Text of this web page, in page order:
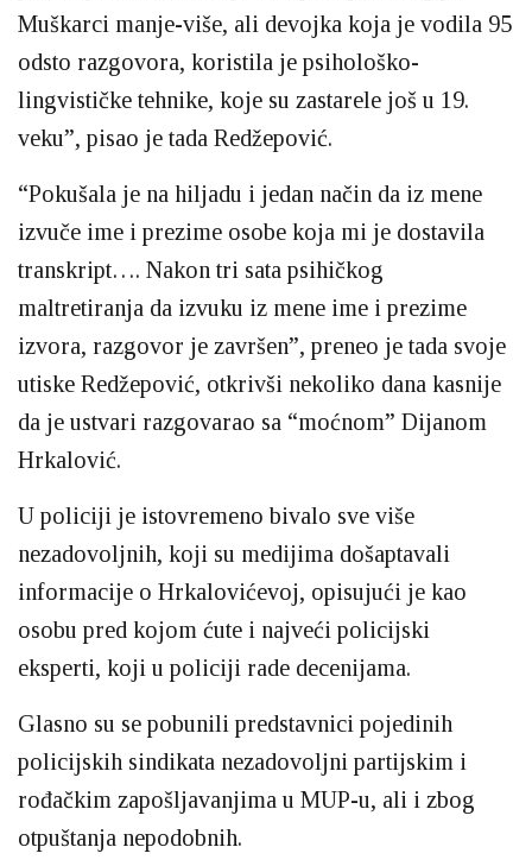
Muškarci manje-više, ali devojka koja je vodila 95
odsto razgovora, koristila je psihološko-
lingvističke tehnike, koje su zastarele još u 19.
veku”, pisao je tada Redžepović.
“Pokušala je na hiljadu i jedan način da iz mene
izvuče ime i prezime osobe koja mi je dostavila
transkript…. Nakon tri sata psihičkog
maltretiranja da izvuku iz mene ime i prezime
izvora, razgovor je završen”, preneo je tada svoje
utiske Redžepović, otkrivši nekoliko dana kasnije
da je ustvari razgovarao sa “moćnom” Dijanom
Hrkalović.
U policiji je istovremeno bivalo sve više
nezadovoljnih, koji su medijima došaptavali
informacije o Hrkalovićevoj, opisujući je kao
osobu pred kojom ćute i najveći policijski
eksperti, koji u policiji rade decenijama.
Glasno su se pobunili predstavnici pojedinih
policijskih sindikata nezadovoljni partijskim i
rođačkim zapošljavanjima u MUP-u, ali i zbog
otpuštanja nepodobnih.